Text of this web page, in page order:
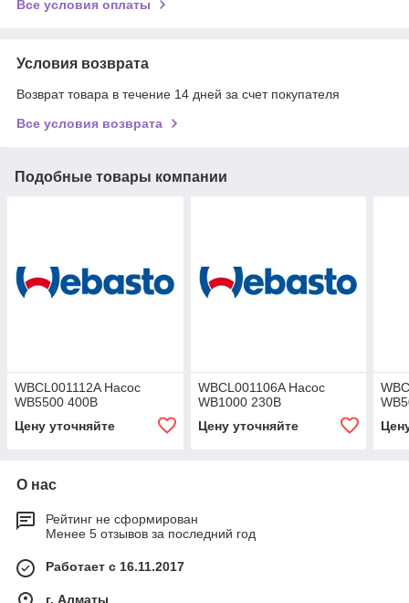
Все условия оплаты
Условия возврата
Возврат товара в течение 14 дней за счет покупателя
Все условия возврата
Подобные товары компании
WBCL001112A Насос
WB5500 400В
Цену уточняйте
WBCL001106A Насос
WB1000 230В
Цену уточняйте
О нас
Рейтинг не сформирован
Менее 5 отзывов за последний год
Работает с 16.11.2017
г. Алматы